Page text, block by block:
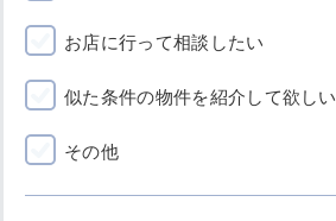
お店に行って相談したい
似た条件の物件を紹介して欲しい
その他